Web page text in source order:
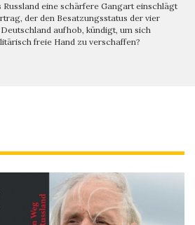
Russland eine schärfere Gangart einschlägt
der den Besatzungsstatus der vier
aufhob, kündigt, um sich
freie Hand zu verschaffen?